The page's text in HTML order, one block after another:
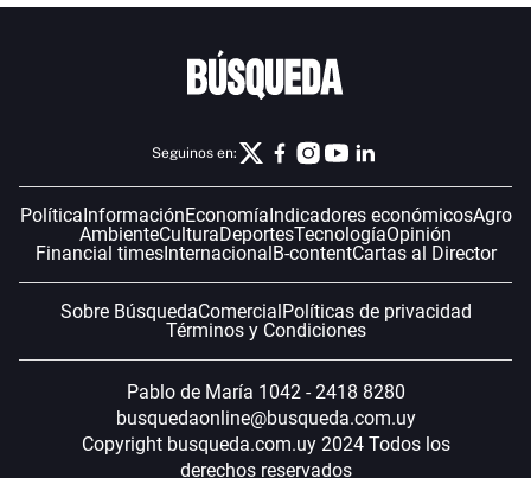
Seguinos en:
PolíticaInformaciónEconomíaIndicadores económicosAgro
AmbienteCulturaDeportesTecnologíaOpinión
Financial timesInternacionalB-contentCartas al Director
Sobre BúsquedaComercialPolíticas de privacidad
Términos y Condiciones
Pablo de María 1042 - 2418 8280
busquedaonline@busqueda.com.uy
Copyright busqueda.com.uy 2024 Todos los
derechos reservados